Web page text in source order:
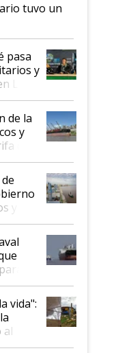
tuvo un
pasa
y
La
de la
y
de
y
vida":
al